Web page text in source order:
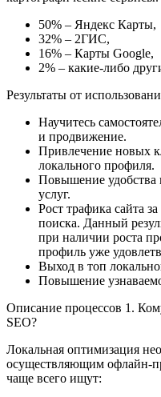
50% – Яндекс Карты,
32% – 2ГИС,
16% – Карты Google,
2% – какие-либо
Результаты от
Научитесь
и продвижение.
Привлечение новых
локального профиля.
Повышение удобства
услуг.
Рост трафика сайта
поиска. Данный
при наличии роста
профиль уже
Выход в топ
Повышение
Описание процессов 1.
SEO?
Локальная оптимизация
осуществляющим офлайн-
чаще всего ищут: